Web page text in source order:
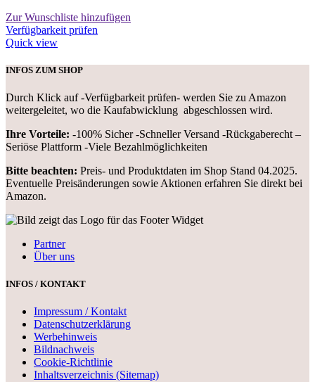
Zur Wunschliste hinzufügen
Verfügbarkeit prüfen
Quick view
INFOS ZUM SHOP
Durch Klick auf -Verfügbarkeit prüfen- werden Sie zu Amazon
weitergeleitet, wo die Kaufabwicklung abgeschlossen wird.
Ihre Vorteile: -100% Sicher -Schneller Versand -Rückgaberecht –
Seriöse Plattform -Viele Bezahlmöglichkeiten
Bitte beachten: Preis- und Produktdaten im Shop Stand 04.2025.
Eventuelle Preisänderungen sowie Aktionen erfahren Sie direkt bei
Amazon.
Partner
Über uns
INFOS / KONTAKT
Impressum / Kontakt
Datenschutzerklärung
Werbehinweis
Bildnachweis
Cookie-Richtlinie
Inhaltsverzeichnis (Sitemap)